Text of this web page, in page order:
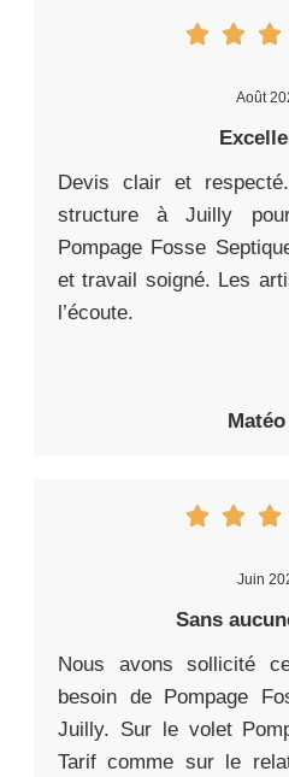
Août
Devis clair et
structure à Juilly
Pompage Fosse
et travail soigné. Les
l’écoute.
Matéo
Juin
Sans
Nous avons sollicité
besoin de Pompage
Juilly. Sur le volet
Tarif comme sur le